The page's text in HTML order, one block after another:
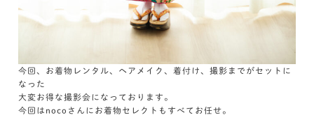
今回、お着物レンタル、ヘアメイク、着付け、撮影までがセットに
なった
大変お得な撮影会になっております。
今回はnocoさんにお着物セレクトもすべてお任せ。